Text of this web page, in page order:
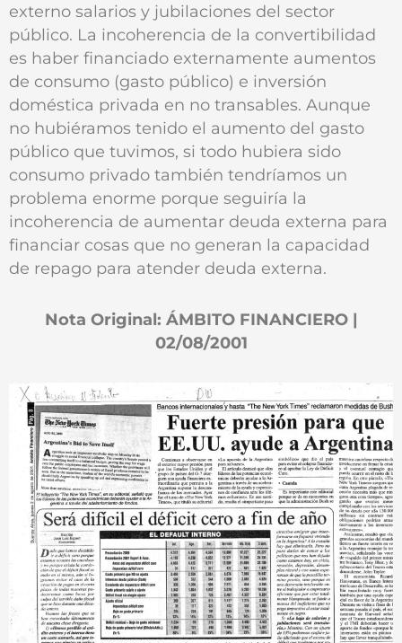
externo salarios y jubilaciones del sector
público. La incoherencia de la convertibilidad
es haber financiado externamente aumentos
de consumo (gasto público) e inversión
doméstica privada en no transables. Aunque
no hubiéramos tenido el aumento del gasto
público que tuvimos, si todo hubiera sido
consumo privado también tendríamos un
problema enorme porque seguiría la
incoherencia de aumentar deuda externa para
financiar cosas que no generan la capacidad
de repago para atender deuda externa.
Nota Original: ÁMBITO FINANCIERO |
02/08/2001